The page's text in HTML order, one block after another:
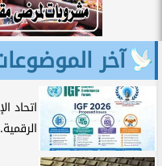
آخر
اتحاد